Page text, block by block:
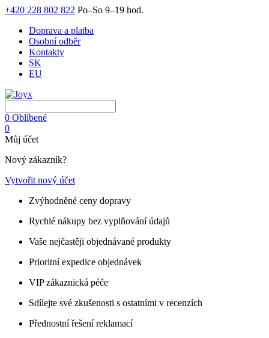
+420 228 802 822 Po–So 9–19 hod.
Doprava a platba
Osobní odběr
Kontakty
SK
EU
0 Oblíbené
0
Můj účet
Nový zákazník?
Vytvořit nový účet
Zvýhodněné ceny dopravy
Rychlé nákupy bez vyplňování údajů
Vaše nejčastěji objednávané produkty
Prioritní expedice objednávek
VIP zákaznická péče
Sdílejte své zkušenosti s ostatními v recenzích
Přednostní řešení reklamací